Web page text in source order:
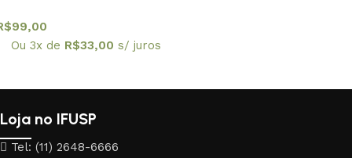
99,00
Ou 3x de R$33,00 s/ juros
Loja no IFUSP
Tel: (11) 2648-6666